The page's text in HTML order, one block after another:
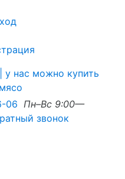
06 Пн–Вс 9:00—
звонок